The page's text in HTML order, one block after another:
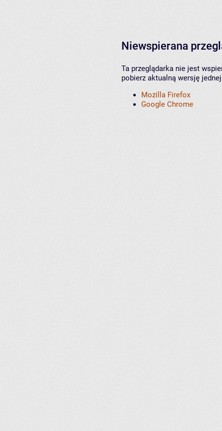
Niewspierana
Ta przeglądarka nie jest
pobierz aktualną wersję
Mozilla Firefox
Google Chrome